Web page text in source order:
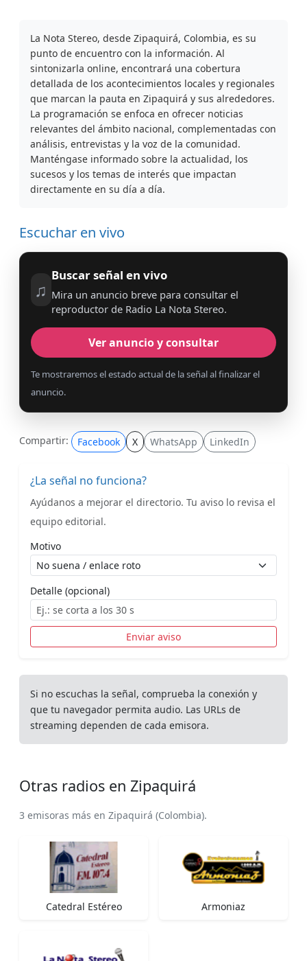
La Nota Stereo, desde Zipaquirá, Colombia, es su
punto de encuentro con la información. Al
sintonizarla online, encontrará una cobertura
detallada de los acontecimientos locales y regionales
que marcan la pauta en Zipaquirá y sus alrededores.
La programación se enfoca en ofrecer noticias
relevantes del ámbito nacional, complementadas con
análisis, entrevistas y la voz de la comunidad.
Manténgase informado sobre la actualidad, los
sucesos y los temas de interés que impactan
directamente en su día a día.
Escuchar en vivo
♫
Buscar señal en vivo
Mira un anuncio breve para consultar el
reproductor de Radio La Nota Stereo.
Ver anuncio y consultar
Te mostraremos el estado actual de la señal al finalizar el
anuncio.
Compartir: Facebook X WhatsApp LinkedIn
¿La señal no funciona?
Ayúdanos a mejorar el directorio. Tu aviso lo revisa el
equipo editorial.
Motivo
Detalle (opcional)
Enviar aviso
Si no escuchas la señal, comprueba la conexión y
que tu navegador permita audio. Las URLs de
streaming dependen de cada emisora.
Otras radios en Zipaquirá
3 emisoras más en Zipaquirá (Colombia).
Catedral Estéreo Armoniaz